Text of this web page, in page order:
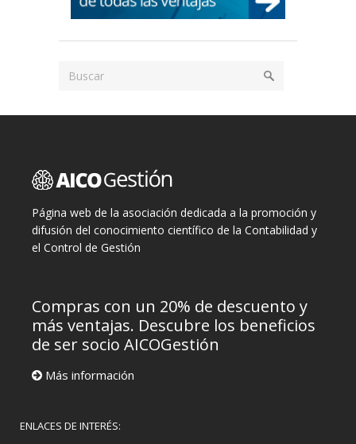
Página web de la asociación dedicada a la promoción y
difusión del conocimiento científico de la Contabilidad y
el Control de Gestión
Compras con un 20% de descuento y
más ventajas. Descubre los beneficios
de ser socio AICOGestión
Más información
ENLACES DE INTERÉS: